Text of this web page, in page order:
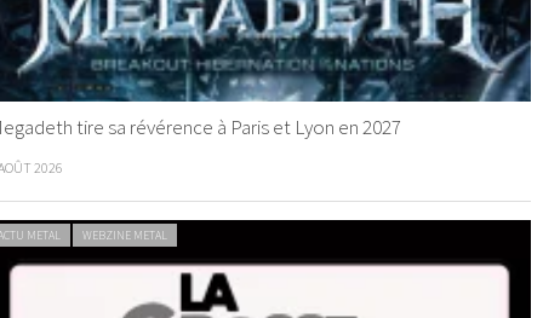
tire sa révérence à Paris et Lyon en 2027
2026
METAL WEBZINE METAL